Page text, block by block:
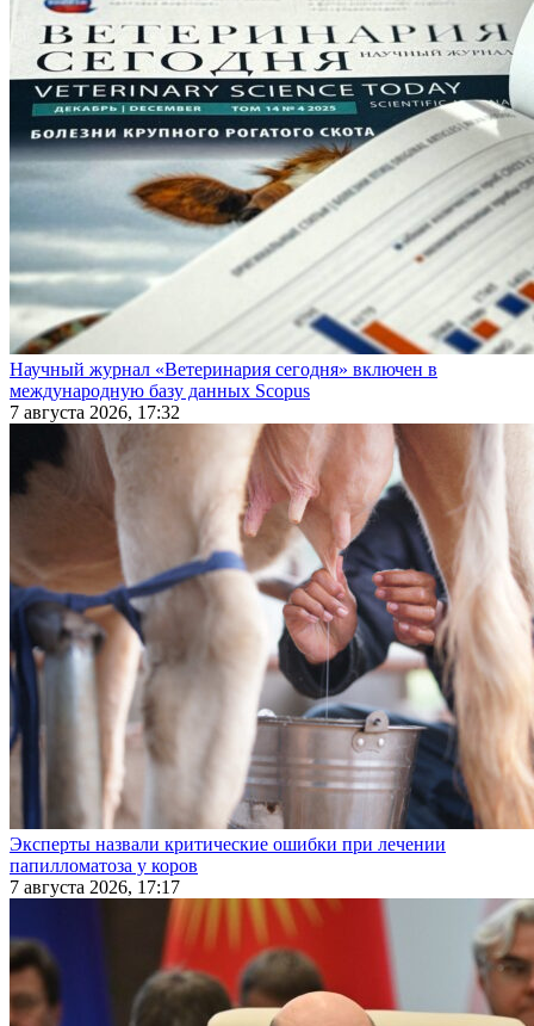
Научный журнал «Ветеринария сегодня» включен в
международную базу данных Scopus
7 августа 2026, 17:32
Эксперты назвали критические ошибки при лечении
папилломатоза у коров
7 августа 2026, 17:17